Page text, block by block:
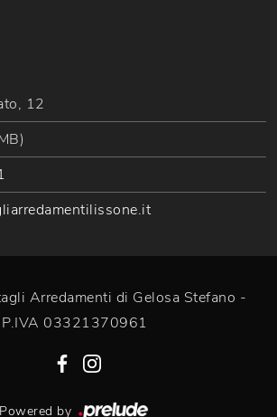
12
Arredamenti di Gelosa Stefano -
P.IVA 03321370961
Powered by